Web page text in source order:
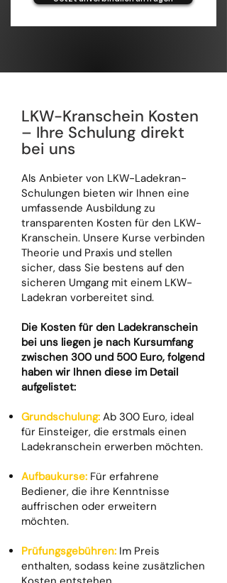
LKW-Kranschein Kosten
– Ihre Schulung direkt
bei uns
Als Anbieter von LKW-Ladekran-
Schulungen bieten wir Ihnen eine
umfassende Ausbildung zu
transparenten Kosten für den LKW-
Kranschein. Unsere Kurse verbinden
Theorie und Praxis und stellen
sicher, dass Sie bestens auf den
sicheren Umgang mit einem LKW-
Ladekran vorbereitet sind.
Die Kosten für den Ladekranschein
bei uns liegen je nach Kursumfang
zwischen 300 und 500 Euro, folgend
haben wir Ihnen diese im Detail
aufgelistet:
Grundschulung: Ab 300 Euro, ideal
für Einsteiger, die erstmals einen
Ladekranschein erwerben möchten.
Aufbaukurse: Für erfahrene
Bediener, die ihre Kenntnisse
auffrischen oder erweitern
möchten.
Prüfungsgebühren: Im Preis
enthalten, sodass keine zusätzlichen